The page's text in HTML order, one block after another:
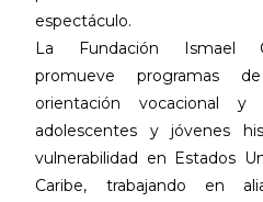
espectáculo.
La Fundación Ismael
promueve programas
orientación vocacional y
adolescentes y jóvenes
vulnerabilidad en Estados
Caribe, trabajando en